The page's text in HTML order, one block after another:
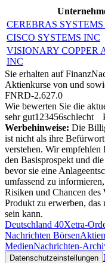
CEREBRAS
CISCO SYSTEMS INC
VISIONARY COPPER
INC
Sie erhalten auf
Aktienkurse von und
FNRD-2.627.0
Wie bewerten Sie die
sehr gut1 23456schlecht
Werbehinweise: Die
ist nicht als ihre
verstehen. Wir empfehlen
den Basisprospekt und
bevor sie eine
umfassend zu
Risiken und Chancen
Produkt zu erwerben, das
sein kann.
Deutschland 40Xetra-
Nachrichten Börsen
MedienNachrichten-
Datenschutzeinstellungen